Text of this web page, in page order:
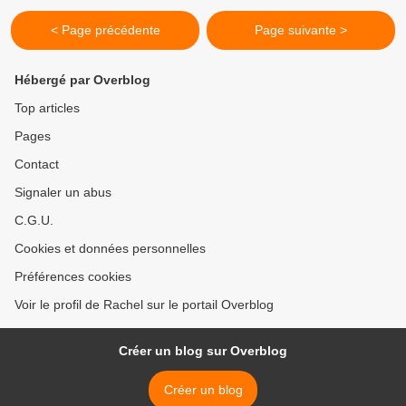
< Page précédente Page suivante >
Hébergé par Overblog
Top articles
Pages
Contact
Signaler un abus
C.G.U.
Cookies et données personnelles
Préférences cookies
Voir le profil de Rachel sur le portail Overblog
Créer un blog sur Overblog
Créer un blog